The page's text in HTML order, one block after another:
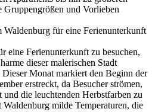
Gruppengrößen und Vorlieben
Waldenburg für eine Ferienunterkunft
eine Ferienunterkunft zu besuchen,
dieser malerischen Stadt
Monat markiert den Beginn der
erstreckt, da Besucher strömen,
die leuchtenden Herbstfarben zu
Waldenburg milde Temperaturen, die